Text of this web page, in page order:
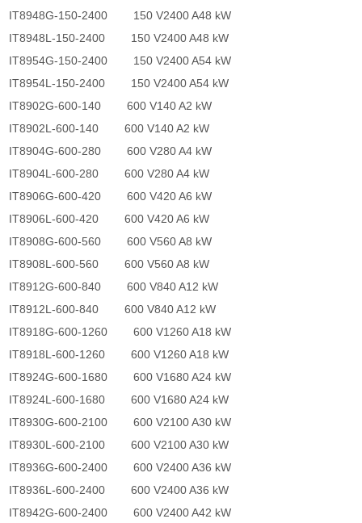
IT8948G-150-2400 150 V2400 A48 kW
IT8948L-150-2400 150 V2400 A48 kW
IT8954G-150-2400 150 V2400 A54 kW
IT8954L-150-2400 150 V2400 A54 kW
IT8902G-600-140 600 V140 A2 kW
IT8902L-600-140 600 V140 A2 kW
IT8904G-600-280 600 V280 A4 kW
IT8904L-600-280 600 V280 A4 kW
IT8906G-600-420 600 V420 A6 kW
IT8906L-600-420 600 V420 A6 kW
IT8908G-600-560 600 V560 A8 kW
IT8908L-600-560 600 V560 A8 kW
IT8912G-600-840 600 V840 A12 kW
IT8912L-600-840 600 V840 A12 kW
IT8918G-600-1260 600 V1260 A18 kW
IT8918L-600-1260 600 V1260 A18 kW
IT8924G-600-1680 600 V1680 A24 kW
IT8924L-600-1680 600 V1680 A24 kW
IT8930G-600-2100 600 V2100 A30 kW
IT8930L-600-2100 600 V2100 A30 kW
IT8936G-600-2400 600 V2400 A36 kW
IT8936L-600-2400 600 V2400 A36 kW
IT8942G-600-2400 600 V2400 A42 kW